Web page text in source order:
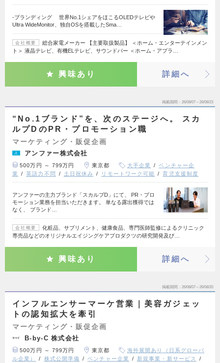
-ブランディング 世界No.1シェアをほこるOLEDテレビや
Ultra WideMonitor、独自OSを搭載したSma…
会社概要
総合家電メーカー 【主要取扱製品】 ＜ホーム・エンターテインメン
ト＞ 液晶テレビ、有機ELテレビ、サウンドバー ＜ホーム・アプラ…
興味あり 詳細へ
掲載期間 26/08/07～26/08/23
“No.1ブランド”を、次のステージへ。 スカ
ルプDのPR・プロモーション職
マーケティング・販促企画
アンファー株式会社
500万円 ～ 799万円 東京都 大手企業
ベンチャー企
業
英語力不問 土日祝休み リモートワーク可能 育児支援制度
アンファーの主力ブランド「スカルプD」にて、 PR・プロ
モーション業務を担当いただきます。 単なる露出獲得では
なく、 ブランド…
会社概要
化粧品、サプリメント、健康食品、専門医師監修によるクリニック
専売品などのオリジナルエイジングケアプロダクツの研究開発及び…
興味あり 詳細へ
掲載期間 26/08/07～26/08/20
インフルエンサーマーケ営業｜美容ガジェッ
トの認知拡大を牽引
マーケティング・販促企画
B-by-C 株式会社
500万円 ～ 799万円 東京都
海外展開あり（日系グローバ
ル企業）
株式公開準備 ベンチャー企業
新規事業・新サービス